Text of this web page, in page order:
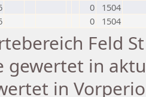
0
1504
0 1504
Feld
gewertet in
in